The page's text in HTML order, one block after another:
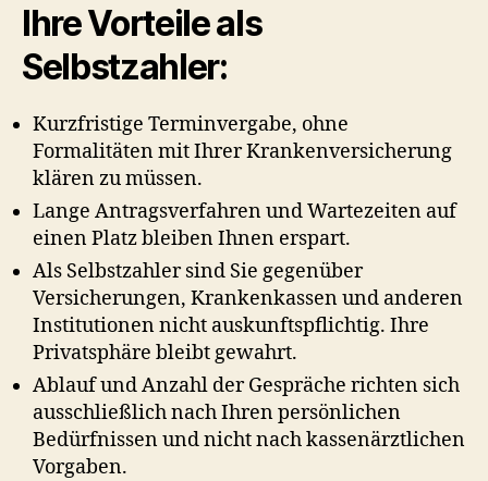
Ihre Vorteile als
Selbstzahler:
Kurzfristige Terminvergabe, ohne
Formalitäten mit Ihrer Krankenversicherung
klären zu müssen.
Lange Antragsverfahren und Wartezeiten auf
einen Platz bleiben Ihnen erspart.
Als Selbstzahler sind Sie gegenüber
Versicherungen, Krankenkassen und anderen
Institutionen nicht auskunftspflichtig. Ihre
Privatsphäre bleibt gewahrt.
Ablauf und Anzahl der Gespräche richten sich
ausschließlich nach Ihren persönlichen
Bedürfnissen und nicht nach kassenärztlichen
Vorgaben.